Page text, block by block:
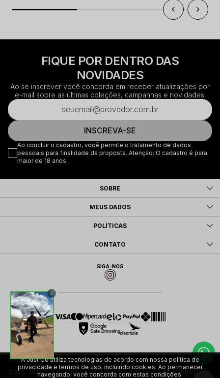
FIQUE POR DENTRO DAS
NOVIDADES
Ao se inscrever você concorda em receber atualizações por
e-mail sobre as últimas coleções, campanhas e novidades.
INSCREVA-SE
Ao concluir o cadastro, você permite o tratamento de dados
pessoais para finalidade da proposta. Atenção: O cadastro é para
maior de 18 anos.
SOBRE
MEUS DADOS
POLÍTICAS
CONTATO
SIGA-NOS
2026 Just Co. All rights reserved | CNPJ: 23.613.918/0001-01
A Just Co utiliza tecnologias de acordo com nossa política de
privacidade e termos de uso, incluindo cookies. Ao permanecer
navegando, você concorda com estas condições.